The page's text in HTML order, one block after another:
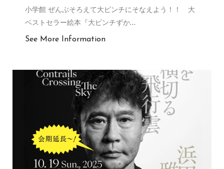
小学館 ぜんぶそろえて大ピンチにそなえよう！！ 大
ベストセラー絵本『大ピンチずか…
See More Information